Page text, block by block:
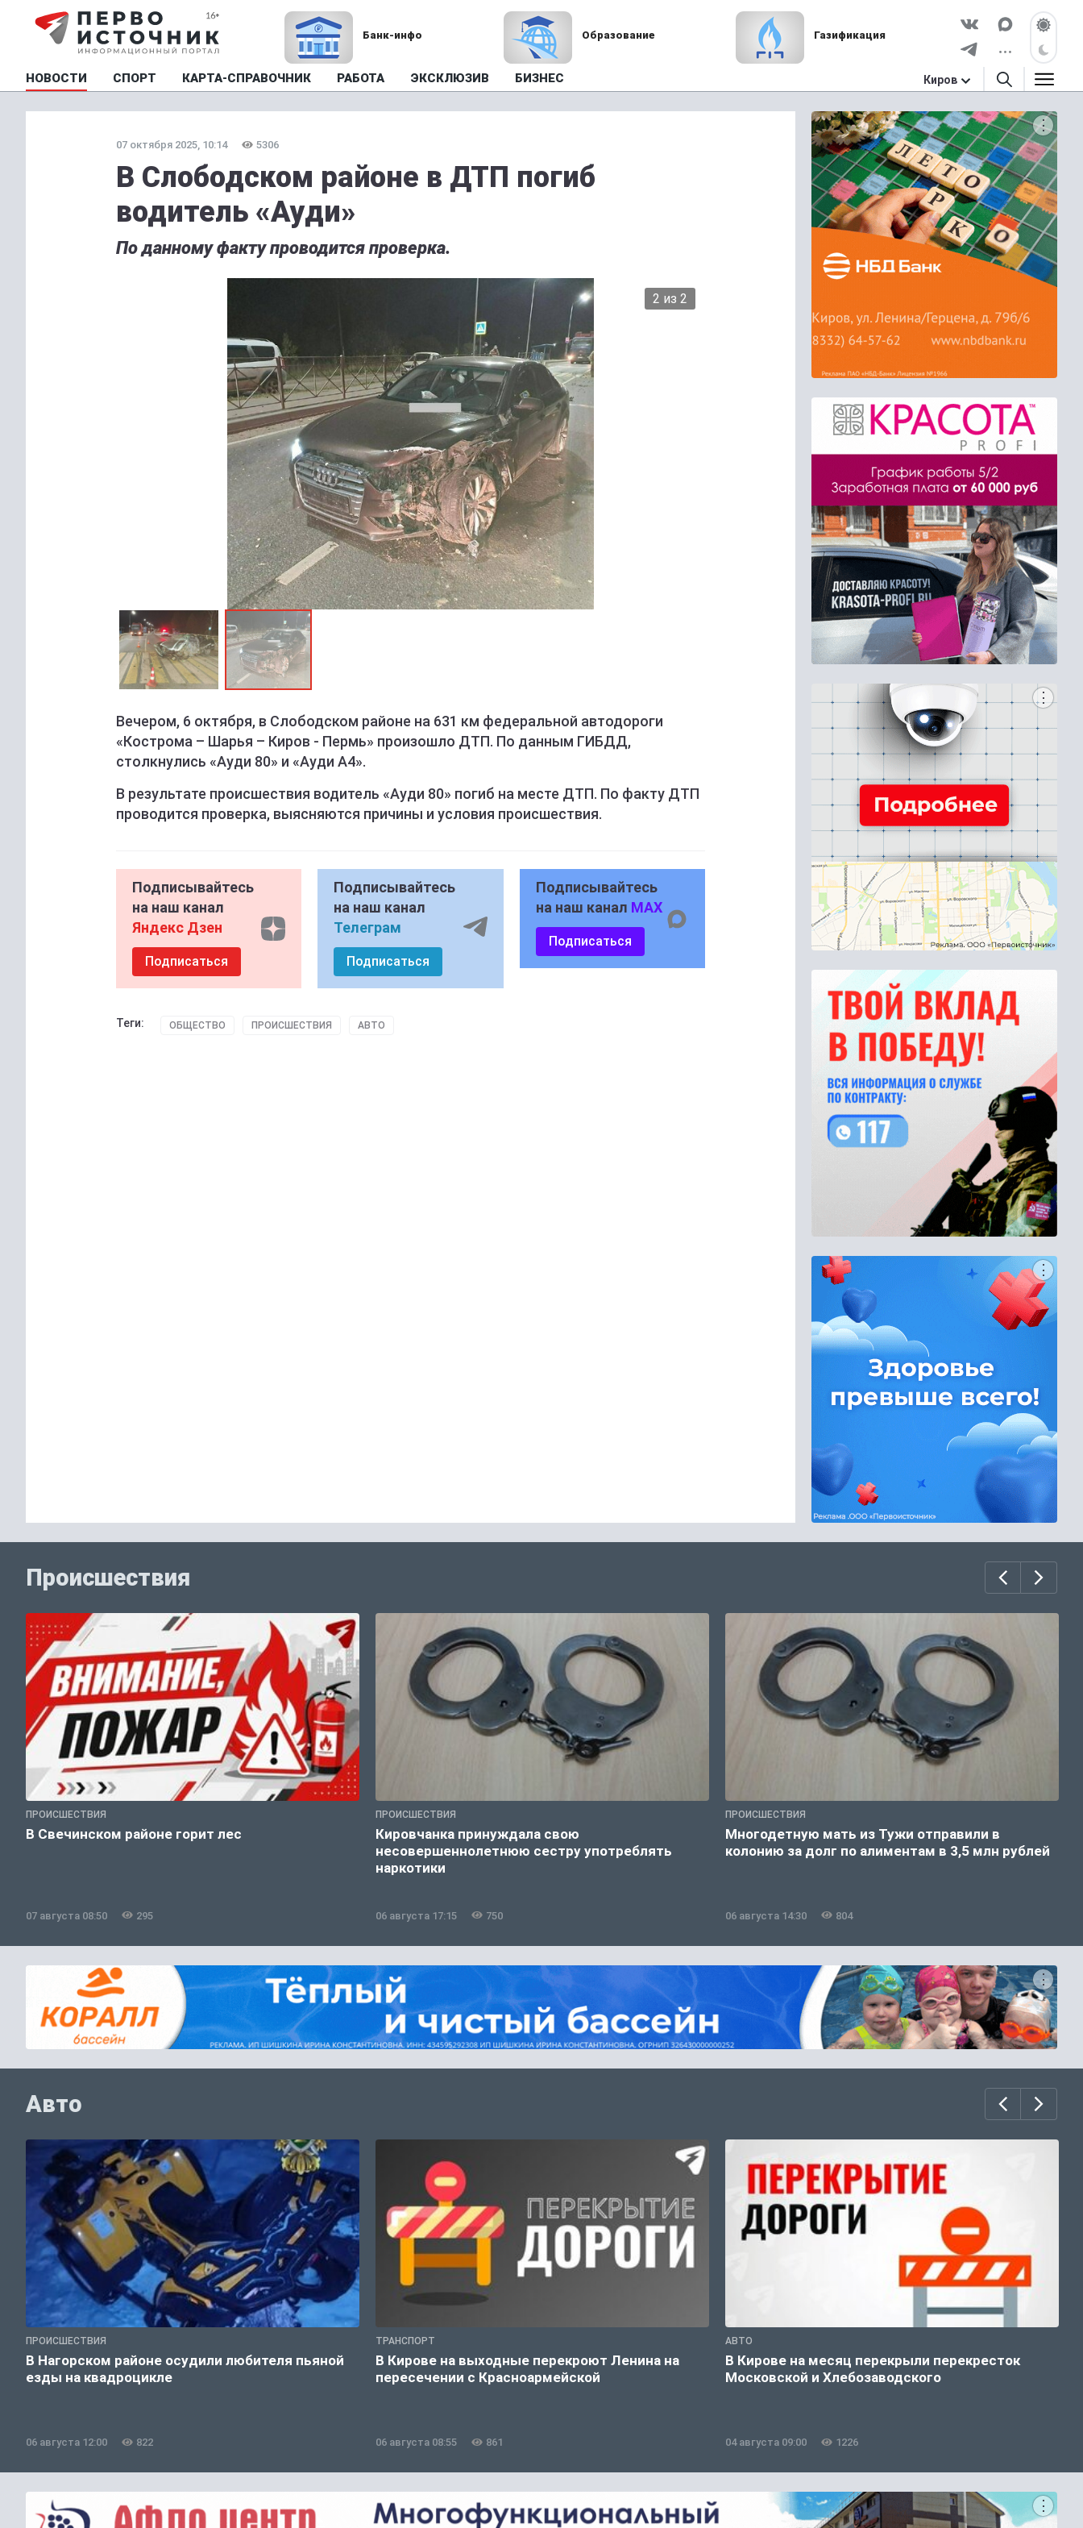
Банк-инфо Образование Газификация
НОВОСТИ СПОРТ КАРТА-СПРАВОЧНИК РАБОТА ЭКСКЛЮЗИВ БИЗНЕС Киров
07 октября 2025, 10:14 5306
В Слободском районе в ДТП погиб
водитель «Ауди»
По данному факту проводится проверка.
2 из 2
ГИБДД по Кировской области
Вечером, 6 октября, в Слободском районе на 631 км федеральной автодороги
«Кострома – Шарья – Киров - Пермь» произошло ДТП. По данным ГИБДД,
столкнулись «Ауди 80» и «Ауди А4».
В результате происшествия водитель «Ауди 80» погиб на месте ДТП. По факту ДТП
проводится проверка, выясняются причины и условия происшествия.
Подписывайтесь
на наш канал
Яндекс Дзен
Подписаться
Подписывайтесь
на наш канал
Телеграм
Подписаться
Подписывайтесь
на наш канал MAX
Подписаться
Теги: ОБЩЕСТВО ПРОИСШЕСТВИЯ АВТО
Происшествия
ПРОИСШЕСТВИЯ
В Свечинском районе горит лес
07 августа 08:50 295
ПРОИСШЕСТВИЯ
Кировчанка принуждала свою
несовершеннолетнюю сестру употреблять
наркотики
06 августа 17:15 750
ПРОИСШЕСТВИЯ
Многодетную мать из Тужи отправили в
колонию за долг по алиментам в 3,5 млн рублей
06 августа 14:30 804
Авто
ПРОИСШЕСТВИЯ
В Нагорском районе осудили любителя пьяной
езды на квадроцикле
06 августа 12:00 822
ТРАНСПОРТ
В Кирове на выходные перекроют Ленина на
пересечении с Красноармейской
06 августа 08:55 861
АВТО
В Кирове на месяц перекрыли перекресток
Московской и Хлебозаводского
04 августа 09:00 1226